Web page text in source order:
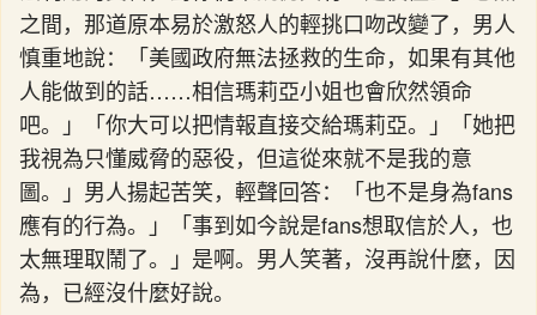
之間，那道原本易於激怒人的輕挑口吻改變了，男人
慎重地說：「美國政府無法拯救的生命，如果有其他
人能做到的話……相信瑪莉亞小姐也會欣然領命
吧。」「你大可以把情報直接交給瑪莉亞。」「她把
我視為只懂威脅的惡役，但這從來就不是我的意
圖。」男人揚起苦笑，輕聲回答：「也不是身為fans
應有的行為。」「事到如今說是fans想取信於人，也
太無理取鬧了。」是啊。男人笑著，沒再說什麼，因
為，已經沒什麼好說。